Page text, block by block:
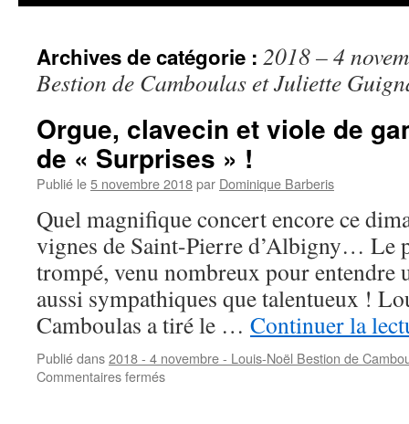
Archives de catégorie : 2018 – 4
Bestion de Camboulas et Juliette
Orgue, clavecin et viole de
de « Surprises » !
Publié le5 novembre 2018par Dominique Barberis
Quel magnifique concert encore ce
vignes de Saint-Pierre d’Albigny… Le
trompé, venu nombreux pour entendre
aussi sympathiques que talentueux !
Camboulas a tiré le … Continuer la
Publié dans2018 - 4 novembre - Louis-Noël Bestion de
Commentaires ferméssur